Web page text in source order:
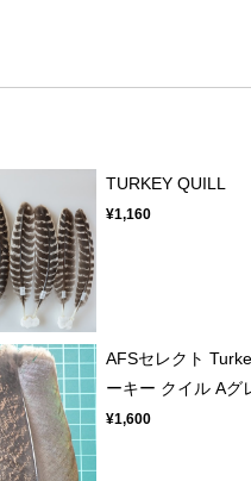
TURKEY QUILL
¥1,160
AFSセレクト
ーキー クイル Aグ
¥1,600